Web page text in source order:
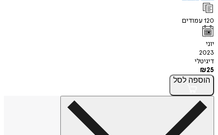
120עמודים
יוני
2023
דיגיטלי
₪25
הוספה לסל